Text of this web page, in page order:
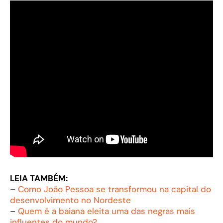
LEIA TAMBÉM:
– Como João Pessoa se transformou na capital do
desenvolvimento no Nordeste
– Quem é a baiana eleita uma das negras mais